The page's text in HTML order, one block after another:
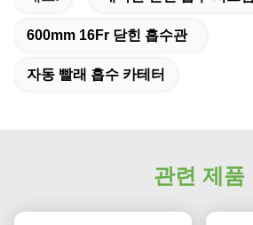
600mm 16Fr 닫힌 흡수관
자동 빨래 흡수 카테터
관련 제품